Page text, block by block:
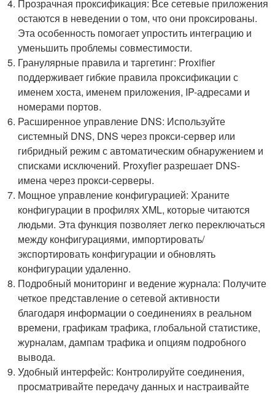
Прозрачная проксификация: Все сетевые приложения
остаются в неведении о том, что они проксированы.
Эта особенность помогает упростить интеграцию и
уменьшить проблемы совместимости.
Гранулярные правила и таргетинг: Proxifier
поддерживает гибкие правила проксификации с
именем хоста, именем приложения, IP-адресами и
номерами портов.
Расширенное управление DNS: Используйте
системный DNS, DNS через прокси-сервер или
гибридный режим с автоматическим обнаружением и
списками исключений. Proxyfier разрешает DNS-
имена через прокси-серверы.
Мощное управление конфигурацией: Храните
конфигурации в профилях XML, которые читаются
людьми. Эта функция позволяет легко переключаться
между конфигурациями, импортировать/
экспортировать конфигурации и обновлять
конфигурации удаленно.
Подробный мониторинг и ведение журнала: Получите
четкое представление о сетевой активности
благодаря информации о соединениях в реальном
времени, графикам трафика, глобальной статистике,
журналам, дампам трафика и опциям подробного
вывода.
Удобный интерфейс: Контролируйте соединения,
просматривайте передачу данных и настраивайте